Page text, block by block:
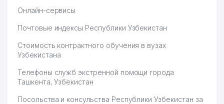
Онлайн-сервисы
Почтовые индексы Республики Узбекистан
Стоимость контрактного обучения в вузах
Узбекистана
Телефоны служб экстренной помощи города
Ташкента, Узбекистан
Посольства и консульства Республики Узбекистан за